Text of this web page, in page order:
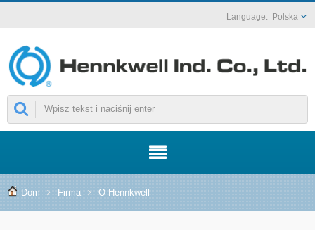
Polska
Dom Firma O Hennkwell